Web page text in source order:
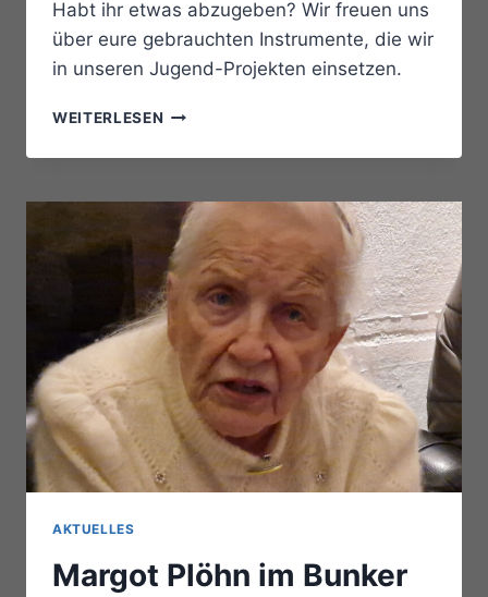
Habt ihr etwas abzugeben? Wir freuen uns
über eure gebrauchten Instrumente, die wir
in unseren Jugend-Projekten einsetzen.
WEITERLESEN INSTRUMENTE
AKTUELLES
Margot Plöhn im Bunker